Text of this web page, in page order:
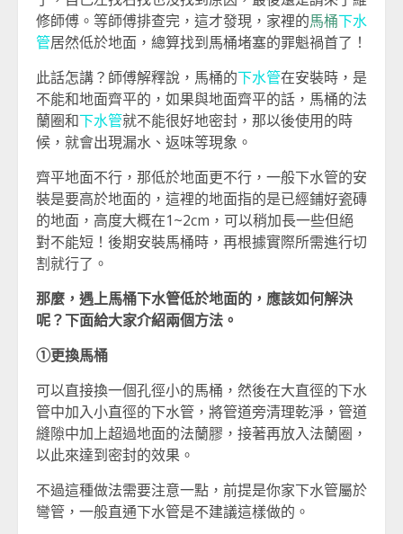
修師傅。等師傅排查完，這才發現，家裡的馬桶下水
管居然低於地面，總算找到馬桶堵塞的罪魁禍首了！
此話怎講？師傅解釋說，馬桶的下水管在安裝時，是
不能和地面齊平的，如果與地面齊平的話，馬桶的法
蘭圈和下水管就不能很好地密封，那以後使用的時
候，就會出現漏水、返味等現象。
齊平地面不行，那低於地面更不行，一般下水管的安
裝是要高於地面的，這裡的地面指的是已經鋪好瓷磚
的地面，高度大概在1~2cm，可以稍加長一些但絕
對不能短！後期安裝馬桶時，再根據實際所需進行切
割就行了。
那麼，遇上馬桶下水管低於地面的，應該如何解決
呢？下面給大家介紹兩個方法。
①更換馬桶
可以直接換一個孔徑小的馬桶，然後在大直徑的下水
管中加入小直徑的下水管，將管道旁清理乾淨，管道
縫隙中加上超過地面的法蘭膠，接著再放入法蘭圈，
以此來達到密封的效果。
不過這種做法需要注意一點，前提是你家下水管屬於
彎管，一般直通下水管是不建議這樣做的。